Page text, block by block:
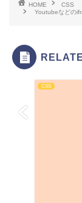
HOME
CSS
Youtubeなどの
CSS